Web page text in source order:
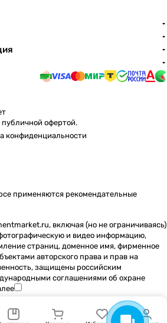
офертой.
конфиденциальности
применяются рекомендательные
включая (но не ограничиваясь)
и видео информацию,
страниц, доменное имя, фирменное
авторского права и прав на
защищены российским
соглашениями об охране